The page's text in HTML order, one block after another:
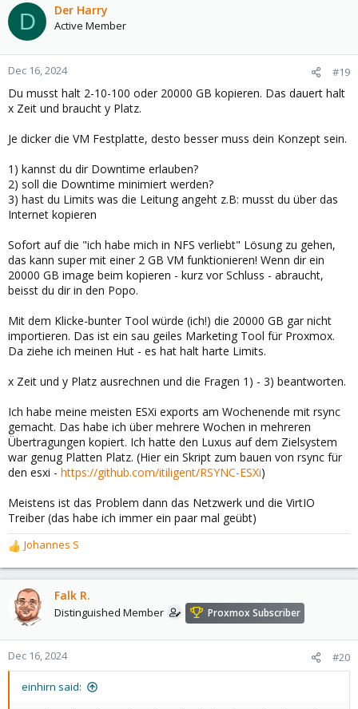
D Der Harry
Active Member
Dec 16, 2024 #19
Du musst halt 2-10-100 oder 20000 GB kopieren. Das dauert halt
x Zeit und braucht y Platz.
Je dicker die VM Festplatte, desto besser muss dein Konzept sein.
1) kannst du dir Downtime erlauben?
2) soll die Downtime minimiert werden?
3) hast du Limits was die Leitung angeht z.B: musst du über das
Internet kopieren
Sofort auf die "ich habe mich in NFS verliebt" Lösung zu gehen,
das kann super mit einer 2 GB VM funktionieren! Wenn dir ein
20000 GB image beim kopieren - kurz vor Schluss - abraucht,
beisst du dir in den Popo.
Mit dem Klicke-bunter Tool würde (ich!) die 20000 GB gar nicht
importieren. Das ist ein sau geiles Marketing Tool für Proxmox.
Da ziehe ich meinen Hut - es hat halt harte Limits.
x Zeit und y Platz ausrechnen und die Fragen 1) - 3) beantworten.
Ich habe meine meisten ESXi exports am Wochenende mit rsync
gemacht. Das habe ich über mehrere Wochen in mehreren
Übertragungen kopiert. Ich hatte den Luxus auf dem Zielsystem
war genug Platten Platz. (Hier ein Skript zum bauen von rsync für
den esxi - https://github.com/itiligent/RSYNC-ESXi)
Meistens ist das Problem dann das Netzwerk und die VirtIO
Treiber (das habe ich immer ein paar mal geübt)
R
e
a
o
n
Johannes S
Falk R.
Distinguished Member Proxmox Subscriber
Dec 16, 2024 #20
einhirn said: